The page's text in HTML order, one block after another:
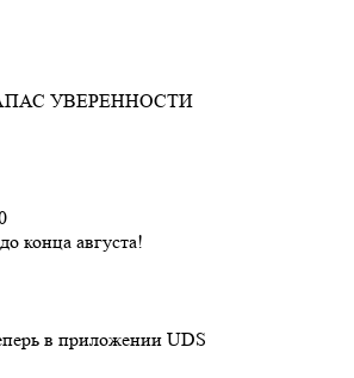
УВЕРЕННОСТИ
августа!
в приложении UDS